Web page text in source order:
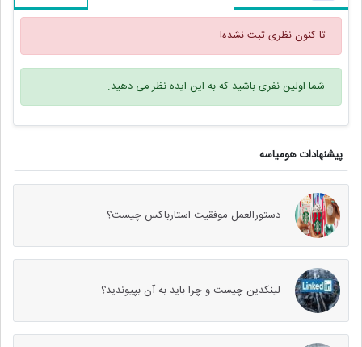
پیشنهادات هومیاسه
دستورالعمل موفقیت استارباکس چیست؟
لینکدین چیست و چرا باید به آن بپیوندید؟
تا کنون نظری ثبت نشده!
شما اولین نفری باشید که به این ایده نظر می دهید.